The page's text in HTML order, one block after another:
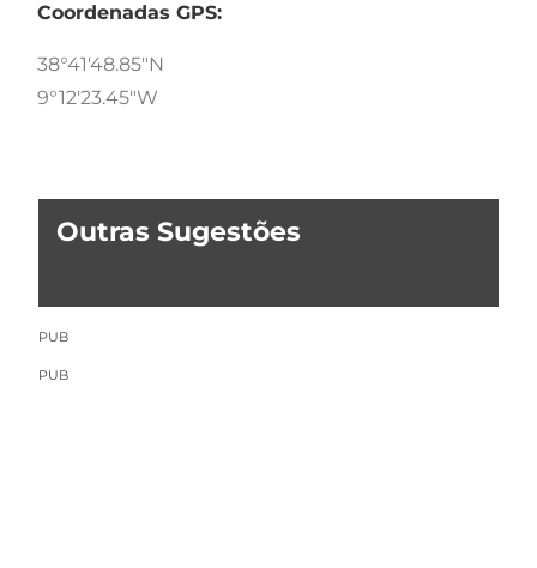
Coordenadas GPS:
38°41'48.85"N
9°12'23.45"W
Outras Sugestões
PUB
PUB